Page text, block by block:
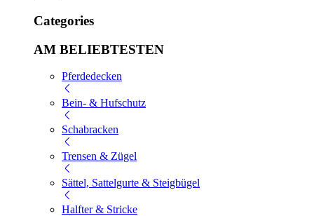
Categories
AM BELIEBTESTEN
Pferdedecken
Bein- & Hufschutz
Schabracken
Trensen & Zügel
Sättel, Sattelgurte & Steigbügel
Halfter & Stricke